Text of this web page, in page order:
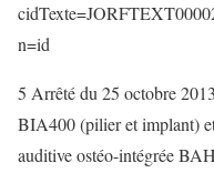
n=id
5 Arrêté du 25 octobre
BIA400 (pilier et implant)
auditive ostéo-intégrée